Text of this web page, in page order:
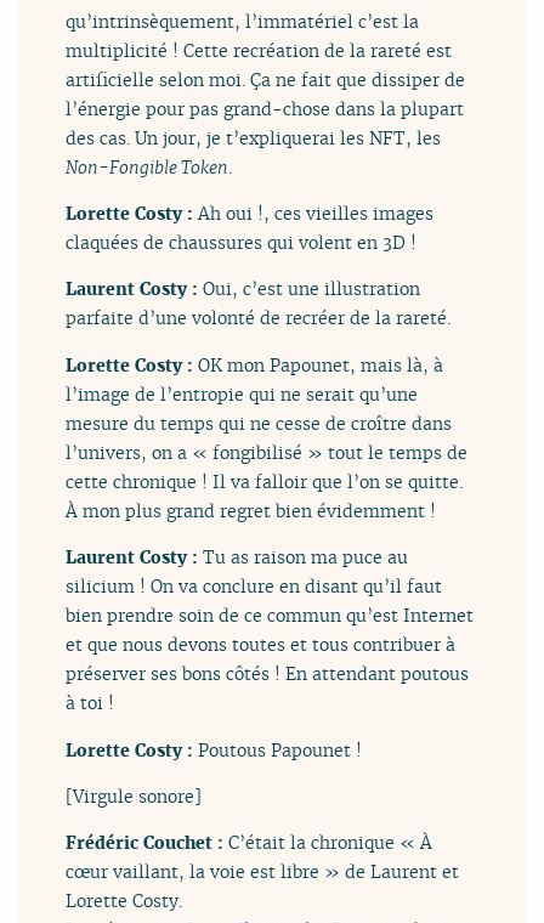
qu’intrinsèquement, l’immatériel c’est la
multiplicité ! Cette recréation de la rareté est
artificielle selon moi. Ça ne fait que dissiper de
l’énergie pour pas grand-chose dans la plupart
des cas. Un jour, je t’expliquerai les NFT, les
Non-Fongible Token
Lorette Costy :Ah oui !, ces vieilles images
claquées de chaussures qui volent en 3D !
Laurent Costy :Oui, c’est une illustration
parfaite d’une volonté de recréer de la rareté.
Lorette Costy :OK mon Papounet, mais là, à
l’image de l’entropie qui ne serait qu’une
mesure du temps qui ne cesse de croître dans
l’univers, on a « fongibilisé » tout le temps de
cette chronique ! Il va falloir que l’on se quitte.
À mon plus grand regret bien évidemment !
Laurent Costy :Tu as raison ma puce au
silicium ! On va conclure en disant qu’il faut
bien prendre soin de ce commun qu’est Internet
et que nous devons toutes et tous contribuer à
préserver ses bons côtés ! En attendant poutous
à toi !
Lorette Costy :Poutous Papounet !
[Virgule sonore]
Frédéric Couchet :C’était la chronique « À
cœur vaillant, la voie est libre » de Laurent et
Lorette Costy.